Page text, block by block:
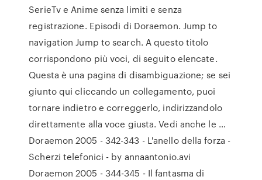
SerieTv e Anime senza limiti e senza
registrazione. Episodi di Doraemon. Jump to
navigation Jump to search. A questo titolo
corrispondono più voci, di seguito elencate.
Questa è una pagina di disambiguazione; se sei
giunto qui cliccando un collegamento, puoi
tornare indietro e correggerlo, indirizzandolo
direttamente alla voce giusta. Vedi anche le …
Doraemon 2005 - 342-343 - L'anello della forza -
Scherzi telefonici - by annaantonio.avi
Doraemon 2005 - 344-345 - Il fantasma di